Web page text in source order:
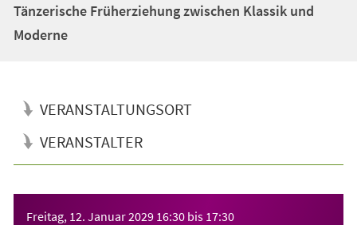
Tänzerische Früherziehung zwischen Klassik und
Moderne
VERANSTALTUNGSORT
VERANSTALTER
Freitag, 12. Januar 2029 16:30 bis 17:30